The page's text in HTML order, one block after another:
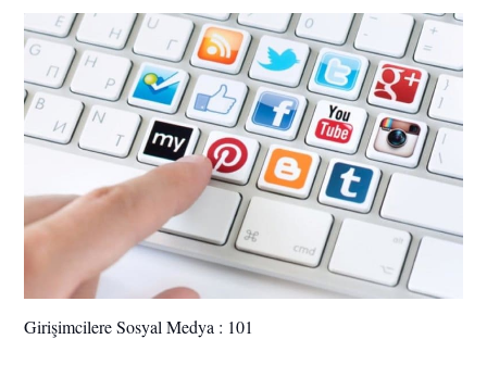
Girişimcilere Sosyal Medya : 101